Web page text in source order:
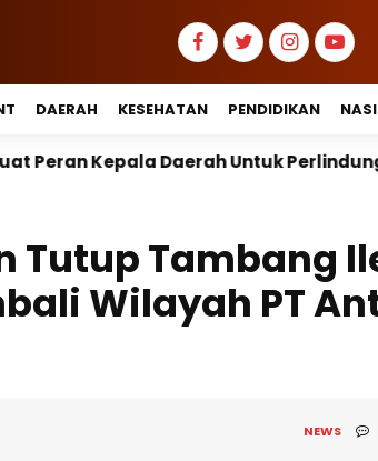
DAERAH KESEHATAN PENDIDIKAN
Untuk Perlindungan Anak Hingga
Tutup Tambang
Wilayah PT
NEWS